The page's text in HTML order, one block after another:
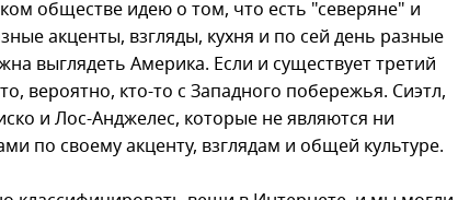
обществе идею о том, что есть "северяне" и
акценты, взгляды, кухня и по сей день разные
выглядеть Америка. Если и существует третий
вероятно, кто-то с Западного побережья. Сиэтл,
и Лос-Анджелес, которые не являются ни
по своему акценту, взглядам и общей культуре.